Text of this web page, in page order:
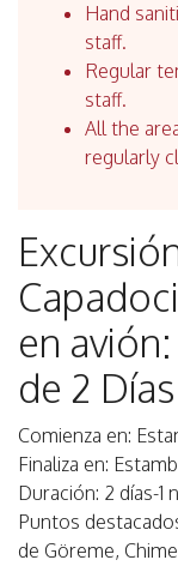
Hand
staff.
Regular
staff.
All the
regularly
en
de 2
Comienza en:
Finaliza en:
Duración: 2 días-1
Puntos
de Göreme,